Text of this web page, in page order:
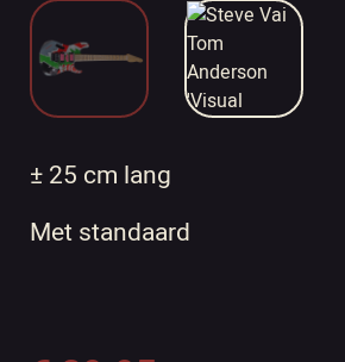
± 25 cm lang
Met standaard